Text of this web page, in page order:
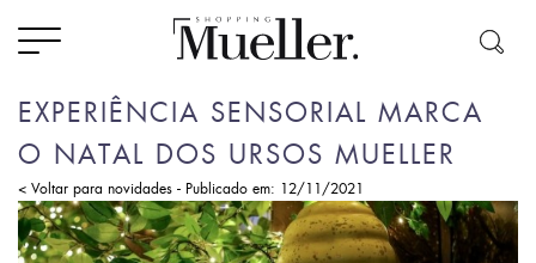
EXPERIÊNCIA SENSORIAL MARCA
O NATAL DOS URSOS MUELLER
< Voltar para novidades - Publicado em: 12/11/2021